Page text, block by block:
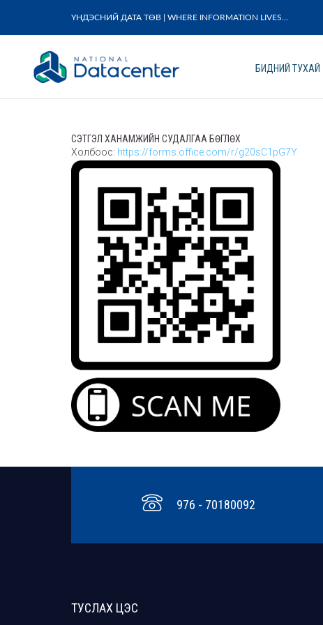
ҮНДЭСНИЙ ДАТА ТӨВ | WHERE INFORMATION LIVES...
БИДНИЙ ТУХАЙ
СЭТГЭЛ ХАНАМЖИЙН СУДАЛГАА БӨГЛӨХ
Холбоос: https://forms.office.com/r/g20sC1pG7Y
976 - 70180092
ТУСЛАХ ЦЭС